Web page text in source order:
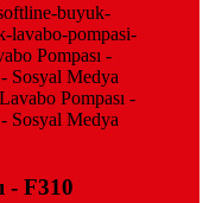
buyuk-
lavabo-pompasi-
Pompası -
Sosyal Medya
Pompası -
Sosyal Medya
- F310